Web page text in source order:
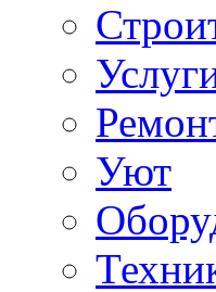
Уют